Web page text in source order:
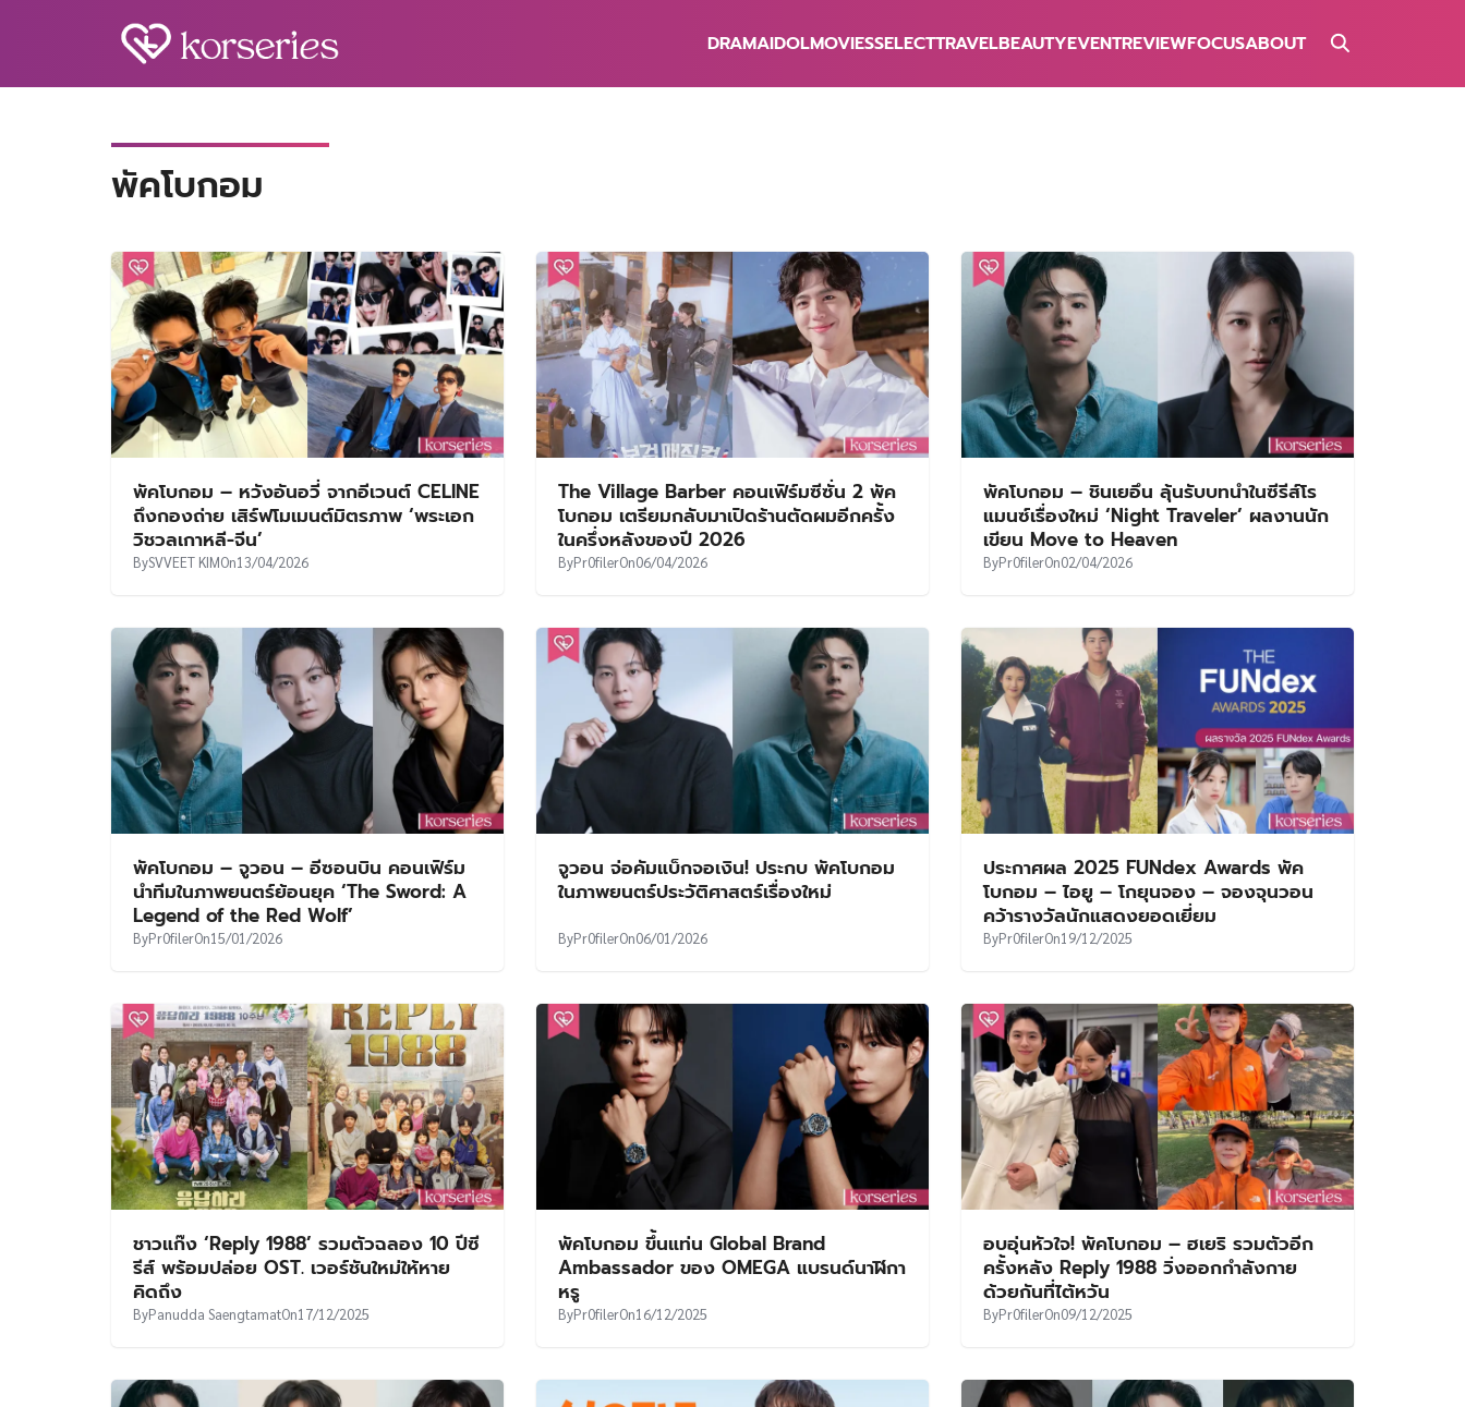
DRAMAIDOLMOVIESSELECTTRAVELBEAUTYEVENTREVIEWFOCUSABOUT
พัคโบกอม
พัคโบกอม – หวังอันอวี่ จากอีเวนต์ CELINE
ถึงกองถ่าย เสิร์ฟโมเมนต์มิตรภาพ ‘พระเอก
วิชวลเกาหลี-จีน’
BySVVEET KIMOn13/04/2026
The Village Barber คอนเฟิร์มซีซั่น 2 พัค
โบกอม เตรียมกลับมาเปิดร้านตัดผมอีกครั้ง
ในครึ่งหลังของปี 2026
ByPr0filerOn06/04/2026
พัคโบกอม – ชินเยอึน ลุ้นรับบทนำในซีรีส์โร
แมนซ์เรื่องใหม่ ‘Night Traveler’ ผลงานนัก
เขียน Move to Heaven
ByPr0filerOn02/04/2026
พัคโบกอม – จูวอน – อีซอนบิน คอนเฟิร์ม
นำทีมในภาพยนตร์ย้อนยุค ‘The Sword: A
Legend of the Red Wolf’
ByPr0filerOn15/01/2026
จูวอน จ่อคัมแบ็กจอเงิน! ประกบ พัคโบกอม
ในภาพยนตร์ประวัติศาสตร์เรื่องใหม่
ByPr0filerOn06/01/2026
ประกาศผล 2025 FUNdex Awards พัค
โบกอม – ไอยู – โกยุนจอง – จองจุนวอน
คว้ารางวัลนักแสดงยอดเยี่ยม
ByPr0filerOn19/12/2025
ชาวแก๊ง ‘Reply 1988’ รวมตัวฉลอง 10 ปีซี
รีส์ พร้อมปล่อย OST. เวอร์ชันใหม่ให้หาย
คิดถึง
ByPanudda SaengtamatOn17/12/2025
พัคโบกอม ขึ้นแท่น Global Brand
Ambassador ของ OMEGA แบรนด์นาฬิกา
หรู
ByPr0filerOn16/12/2025
อบอุ่นหัวใจ! พัคโบกอม – ฮเยริ รวมตัวอีก
ครั้งหลัง Reply 1988 วิ่งออกกำลังกาย
ด้วยกันที่ไต้หวัน
ByPr0filerOn09/12/2025